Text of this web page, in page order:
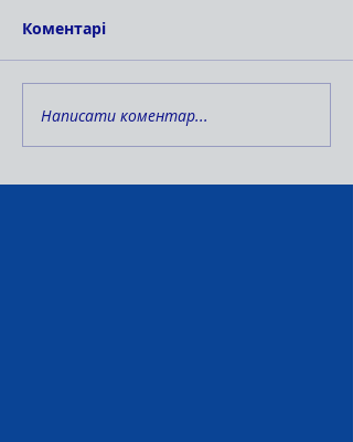
Коментарі
Написати коментар...